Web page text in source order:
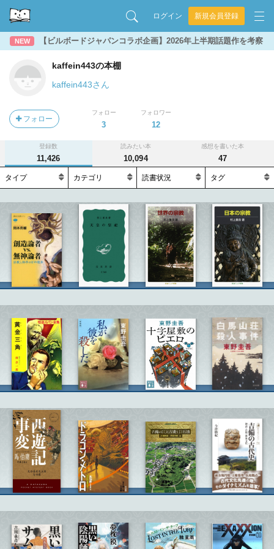
ログイン 新規会員登録
NEW 【ビルボードジャパンコラボ企画】2026年上半期話題作を考察
kaffein443の本棚
kaffein443さん
フォロー
フォロー
3
フォロワー
12
登録数
11,426
読みたい本
10,094
感想を書いた本
47